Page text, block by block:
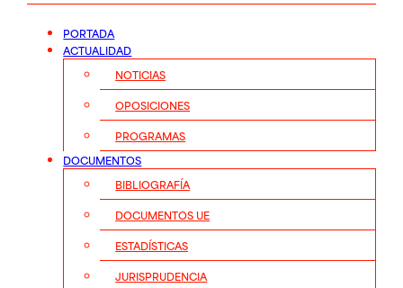
PORTADA
ACTUALIDAD
NOTICIAS
OPOSICIONES
PROGRAMAS
DOCUMENTOS
BIBLIOGRAFÍA
DOCUMENTOS UE
ESTADÍSTICAS
JURISPRUDENCIA